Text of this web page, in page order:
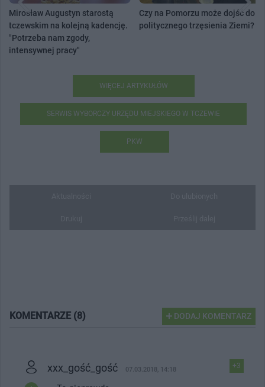
Mirosław Augustyn starostą
tczewskim na kolejną kadencję.
"Potrzeba nam zgody,
intensywnej pracy"
Czy na Pomorzu może dojść do
politycznego trzęsienia Ziemi?
WIĘCEJ ARTYKUŁÓW
SERWIS WYBORCZY URZĘDU MIEJSKIEGO W TCZEWIE
PKW
KOMENTARZE (8) DODAJ KOMENTARZ
+3
xxx_gość_gość 07.03.2018, 14:18